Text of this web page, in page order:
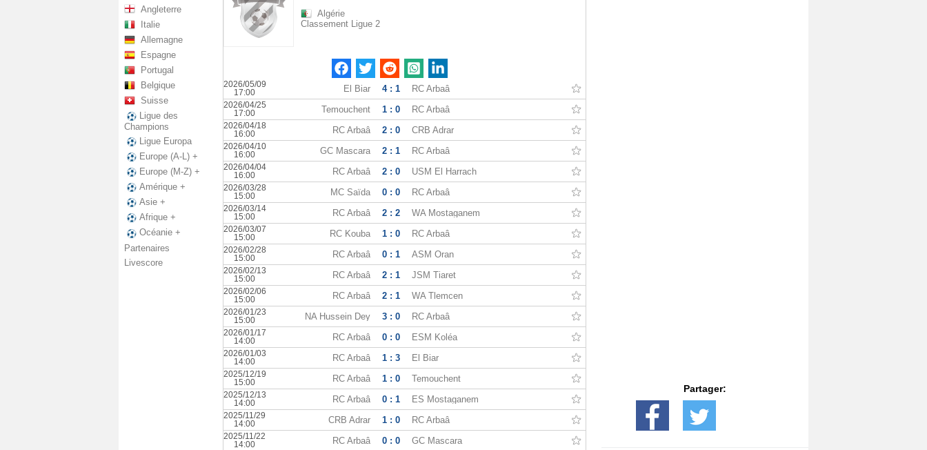
Angleterre
Italie
Allemagne
Espagne
Portugal
Belgique
Suisse
Ligue des
Champions
Ligue Europa
Europe (A-L) +
Europe (M-Z) +
Amérique +
Asie +
Afrique +
Océanie +
Partenaires
Livescore
Algérie
Classement Ligue 2
2026/05/09
17:00
El Biar 4 : 1 RC Arbaâ
2026/04/25
17:00
Temouchent 1 : 0 RC Arbaâ
2026/04/18
16:00
RC Arbaâ 2 : 0 CRB Adrar
2026/04/10
16:00
GC Mascara 2 : 1 RC Arbaâ
2026/04/04
16:00
RC Arbaâ 2 : 0 USM El Harrach
2026/03/28
15:00
MC Saïda 0 : 0 RC Arbaâ
2026/03/14
15:00
RC Arbaâ 2 : 2 WA Mostaganem
2026/03/07
15:00
RC Kouba 1 : 0 RC Arbaâ
2026/02/28
15:00
RC Arbaâ 0 : 1 ASM Oran
2026/02/13
15:00
RC Arbaâ 2 : 1 JSM Tiaret
2026/02/06
15:00
RC Arbaâ 2 : 1 WA Tlemcen
2026/01/23
15:00
NA Hussein Dey 3 : 0 RC Arbaâ
2026/01/17
14:00
RC Arbaâ 0 : 0 ESM Koléa
2026/01/03
14:00
RC Arbaâ 1 : 3 El Biar
2025/12/19
15:00
RC Arbaâ 1 : 0 Temouchent
2025/12/13
14:00
RC Arbaâ 0 : 1 ES Mostaganem
2025/11/29
14:00
CRB Adrar 1 : 0 RC Arbaâ
2025/11/22
14:00
RC Arbaâ 0 : 0 GC Mascara
Partager: